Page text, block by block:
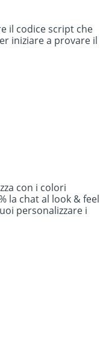
il codice script che
iniziare a provare il
con i colori
la chat al look & feel
personalizzare i